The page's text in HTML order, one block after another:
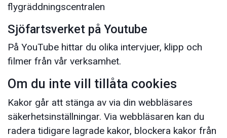
flygräddningscentralen
Sjöfartsverket på Youtube
På YouTube hittar du olika intervjuer, klipp och
filmer från vår verksamhet.
Om du inte vill tillåta cookies
Kakor går att stänga av via din webbläsares
säkerhetsinställningar. Via webbläsaren kan du
radera tidigare lagrade kakor, blockera kakor från